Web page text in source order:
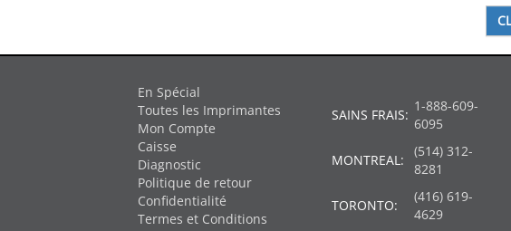
En Spécial
Toutes les Imprimantes
Mon Compte
Caisse
Diagnostic
Politique de retour
Confidentialité
Termes et Conditions
SAINS FRAIS:
1-888-609-
6095
MONTREAL:
(514) 312-
8281
TORONTO:
(416) 619-
4629